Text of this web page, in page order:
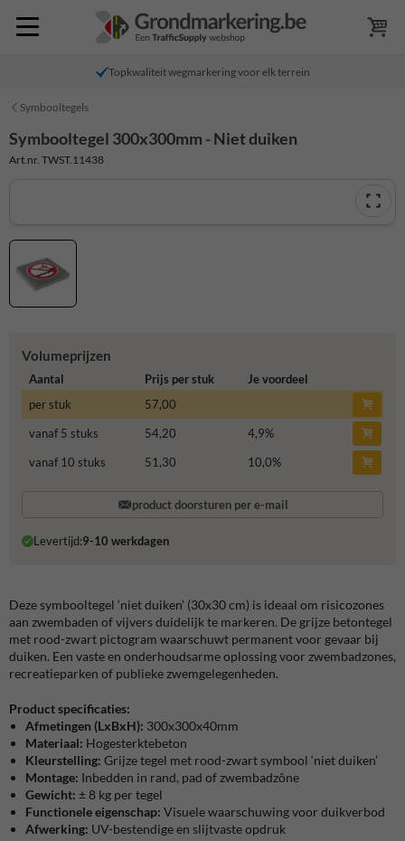
Topkwaliteit wegmarkering voor elk terrein
Symbooltegels
Symbooltegel 300x300mm - Niet duiken
Art.nr. TWST.11438
Volumeprijzen
Aantal Prijs per stuk
Je voordeel
per stuk
57,00
vanaf 5 stuks
54,20 4,9%
vanaf 10 stuks
51,30 10,0%
product doorsturen per e-mail
Levertijd:9-10 werkdagen
Deze symbooltegel ‘niet duiken’ (30x30 cm) is ideaal om risicozones
aan zwembaden of vijvers duidelijk te markeren. De grijze betontegel
met rood-zwart pictogram waarschuwt permanent voor gevaar bij
duiken. Een vaste en onderhoudsarme oplossing voor zwembadzones,
recreatieparken of publieke zwemgelegenheden.
Product specificaties:
Afmetingen (LxBxH): 300x300x40mm
Materiaal: Hogesterktebeton
Kleurstelling: Grijze tegel met rood-zwart symbool ‘niet duiken’
Montage: Inbedden in rand, pad of zwembadzône
Gewicht: ± 8 kg per tegel
Functionele eigenschap: Visuele waarschuwing voor duikverbod
Afwerking: UV-bestendige en slijtvaste opdruk